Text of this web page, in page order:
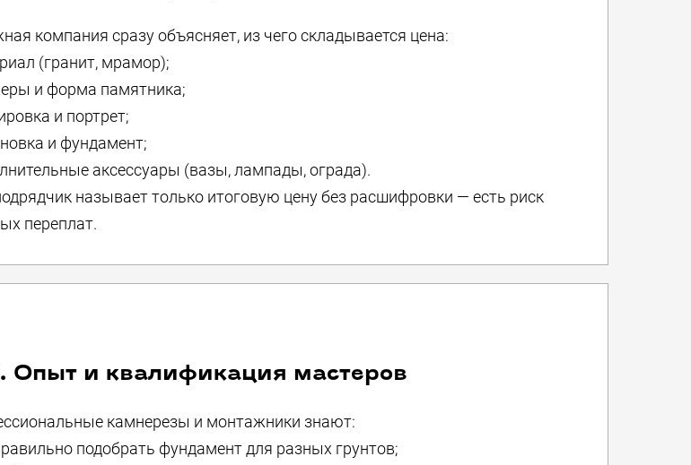
компания сразу объясняет, из чего складывается цена:
(гранит, мрамор);
и форма памятника;
и портрет;
и фундамент;
аксессуары (вазы, лампады, ограда).
называет только итоговую цену без расшифровки — есть риск
переплат.
и квалификация мастеров
камнерезы и монтажники знают:
подобрать фундамент для разных грунтов;